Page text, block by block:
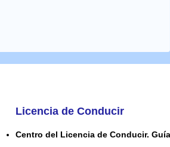
Licencia de Conducir
Centro del Licencia de Conducir. Guía